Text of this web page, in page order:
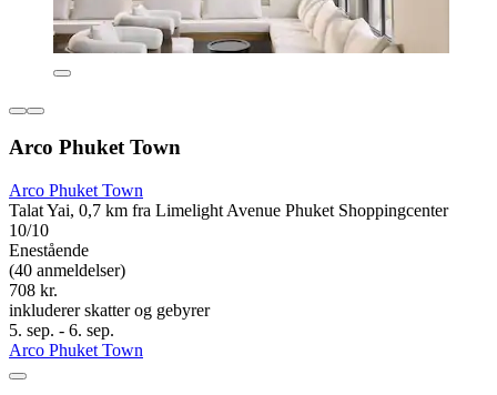
Arco Phuket Town
Arco Phuket Town
Talat Yai, 0,7 km fra Limelight Avenue Phuket Shoppingcenter
10/10
Enestående
(40 anmeldelser)
708 kr.
inkluderer skatter og gebyrer
5. sep. - 6. sep.
Arco Phuket Town